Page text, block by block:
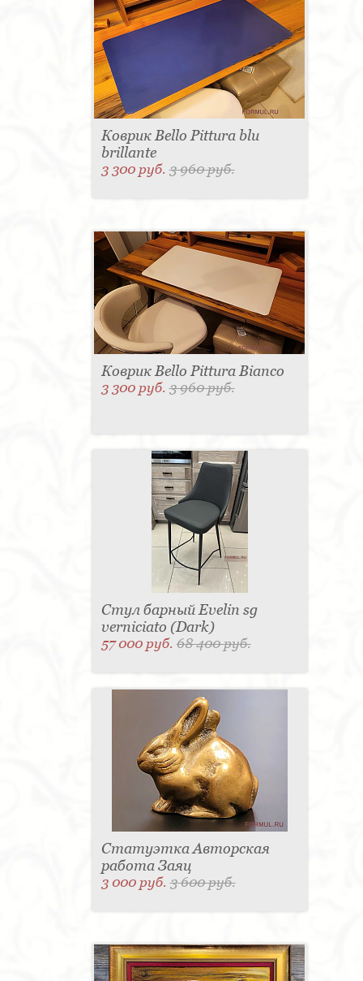
Коврик Bello Pittura blu
brillante
3 300 руб.3 960 руб.
Коврик Bello Pittura Bianco
3 300 руб.3 960 руб.
Стул барный Evelin sg
verniciato (Dark)
57 000 руб.68 400 руб.
Статуэтка Авторская
работа Заяц
3 000 руб.3 600 руб.